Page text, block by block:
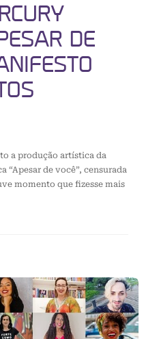
DE
a produção artística da
“Apesar de você”, censurada
momento que fizesse mais